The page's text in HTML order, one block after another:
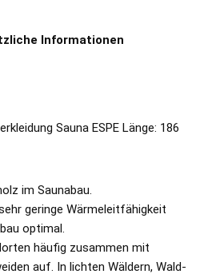
Informationen
Sauna ESPE Länge: 186
im Saunabau.
geringe Wärmeleitfähigkeit
optimal.
häufig zusammen mit
auf. In lichten Wäldern, Wald-